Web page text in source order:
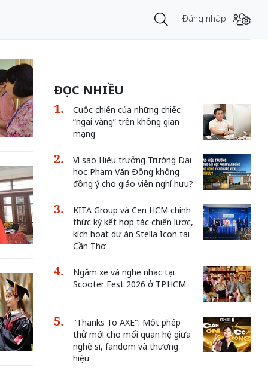
Đăng nhập
ĐỌC NHIỀU
Cuộc chiến của những chiếc
“ngai vàng” trên không gian
mạng
Vì sao Hiệu trưởng Trường Đại
học Phạm Văn Đồng không
đồng ý cho giáo viên nghỉ hưu?
KITA Group và Cen HCM chính
thức ký kết hợp tác chiến lược,
kích hoạt dự án Stella Icon tại
Cần Thơ
Ngắm xe và nghe nhạc tại
Scooter Fest 2026 ở TP.HCM
"Thanks To AXE": Một phép
thử mới cho mối quan hệ giữa
nghệ sĩ, fandom và thương
hiệu